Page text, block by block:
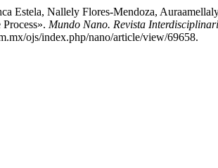
Estela, Nallely Flores-Mendoza,
Mundo Nano. Revista
ojs/index.php/nano/article/view/69658.